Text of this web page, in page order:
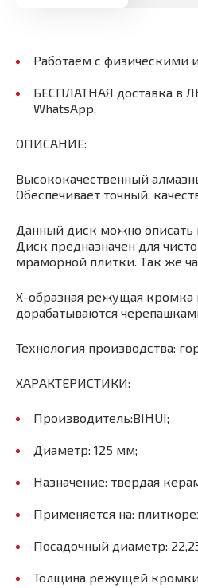
Работаем с
БЕСПЛАТНАЯ доставка в
WhatsApp.
ОПИСАНИЕ:
Высококачественный
Обеспечивает точный,
Данный диск можно описать
Диск предназначен для
мраморной плитки. Так же
Х-образная режущая кромка
дорабатываются
Технология производства:
ХАРАКТЕРИСТИКИ:
Производитель:BIHUI;
Диаметр: 125 мм;
Назначение: твердая
Применяется на:
Посадочный диаметр:
Толщина режущей